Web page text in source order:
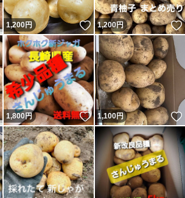
いいね！
1,200円 いいね！
1,200円
いいね！
1,800 円 いいね！
1,100円